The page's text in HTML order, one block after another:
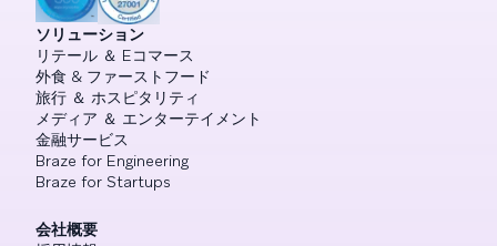
ソリューション
リテール ＆ Eコマース
外食 & ファーストフード
旅行 ＆ ホスピタリティ
メディア ＆ エンターテイメント
金融サービス
Braze for Engineering
Braze for Startups
会社概要